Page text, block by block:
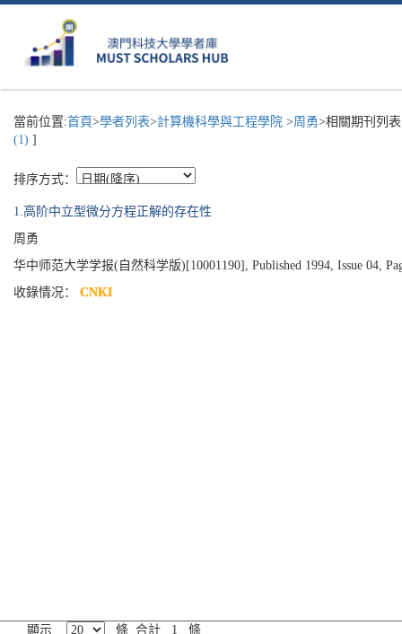
當前位置:首頁>學者列表>計算機科學與工程學院 >周勇>相關期刊列
(1) ]
排序方式：
1.高阶中立型微分方程正解的存在性
周勇
华中师范大学学报(自然科学版)[10001190], Published 1994, Issue 04,
收錄情况： CNKI
顯示 條 合計 1 條